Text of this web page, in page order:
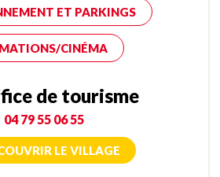
ET PARKINGS
CINÉMA
de tourisme
04 79 55 06 55
LE VILLAGE